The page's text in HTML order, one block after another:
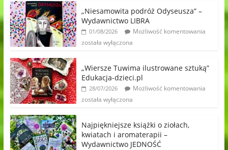
„Niesamowita podróż Odyseusza” –
Wydawnictwo LIBRA
01/08/2026
Możliwość komentowania
została wyłączona
„Wiersze Tuwima ilustrowane sztuką”
Edukacja-dzieci.pl
28/07/2026
Możliwość komentowania
została wyłączona
Najpiękniejsze książki o ziołach,
kwiatach i aromaterapii –
Wydawnictwo JEDNOŚĆ